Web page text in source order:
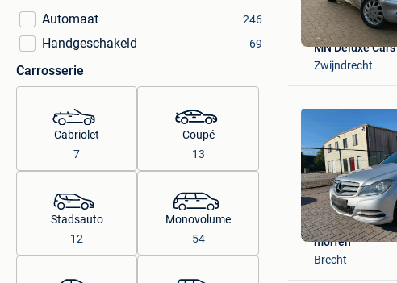
Automaat
246
Handgeschakeld 69
Carrosserie
Cabriolet
7
Coupé
13
Stadsauto
12
Monovolume
54
MN Deluxe Cars
Zwijndrecht
morfen
Brecht